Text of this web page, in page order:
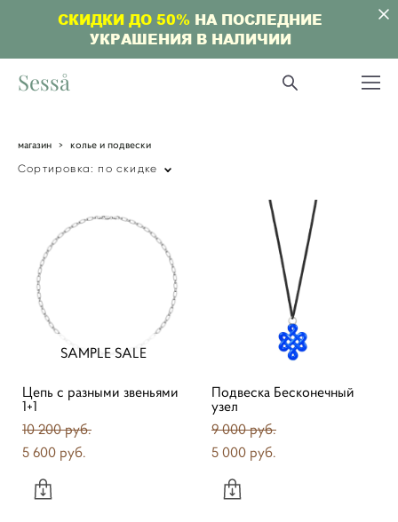
СКИДКИ ДО 50% НА ПОСЛЕДНИЕ
УКРАШЕНИЯ В НАЛИЧИИ
Sesså
магазин > колье и подвески
Сортировка: по скидке
SAMPLE SALE
Цепь с разными звеньями
1+1
10 200 pуб.
5 600 pуб.
Подвеска Бесконечный
узел
9 000 pуб.
5 000 pуб.